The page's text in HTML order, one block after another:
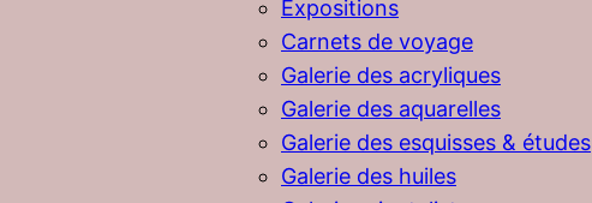
Expositions
Carnets de voyage
Galerie des acryliques
Galerie des aquarelles
Galerie des esquisses & études
Galerie des huiles